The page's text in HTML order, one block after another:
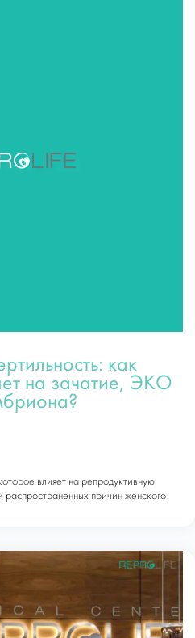
как
на зачатие, ЭКО
влияет на репродуктивную
причин женского